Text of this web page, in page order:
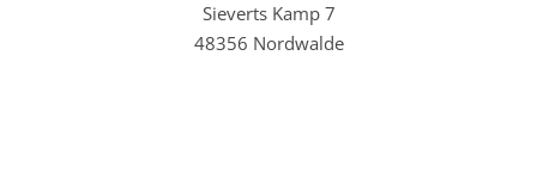
Sieverts Kamp 7
48356 Nordwalde